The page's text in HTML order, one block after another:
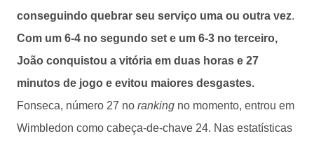
conseguindo quebrar seu serviço uma ou outra vez.
Com um 6-4 no segundo set e um 6-3 no terceiro,
João conquistou a vitória em duas horas e 27
minutos de jogo e evitou maiores desgastes.
Fonseca, número 27 no ranking no momento, entrou em
Wimbledon como cabeça-de-chave 24. Nas estatísticas